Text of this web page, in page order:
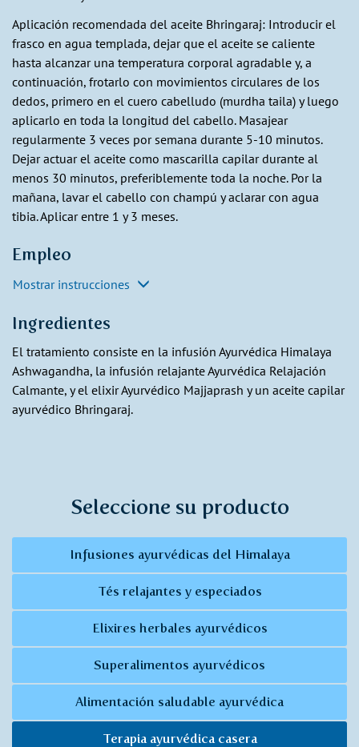
Aplicación recomendada del aceite Bhringaraj: Introducir el
frasco en agua templada, dejar que el aceite se caliente
hasta alcanzar una temperatura corporal agradable y, a
continuación, frotarlo con movimientos circulares de los
dedos, primero en el cuero cabelludo (murdha taila) y luego
aplicarlo en toda la longitud del cabello. Masajear
regularmente 3 veces por semana durante 5-10 minutos.
Dejar actuar el aceite como mascarilla capilar durante al
menos 30 minutos, preferiblemente toda la noche. Por la
mañana, lavar el cabello con champú y aclarar con agua
tibia. Aplicar entre 1 y 3 meses.
Empleo
Mostrar instrucciones
Ingredientes
El tratamiento consiste en la infusión Ayurvédica Himalaya
Ashwagandha, la infusión relajante Ayurvédica Relajación
Calmante, y el elixir Ayurvédico Majjaprash y un aceite capilar
ayurvédico Bhringaraj.
Seleccione su producto
Infusiones ayurvédicas del Himalaya
Tés relajantes y especiados
Elixires herbales ayurvédicos
Superalimentos ayurvédicos
Alimentación saludable ayurvédica
Terapia ayurvédica casera